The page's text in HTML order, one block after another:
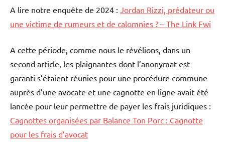
A lire notre enquête de 2024 : Jordan Rizzi, prédateur ou
une victime de rumeurs et de calomnies ? – The Link Fwi
A cette période, comme nous le révélions, dans un
second article, les plaignantes dont l’anonymat est
garanti s’étaient réunies pour une procédure commune
auprès d’une avocate et une cagnotte en ligne avait été
lancée pour leur permettre de payer les frais juridiques :
Cagnottes organisées par Balance Ton Porc : Cagnotte
pour les frais d’avocat